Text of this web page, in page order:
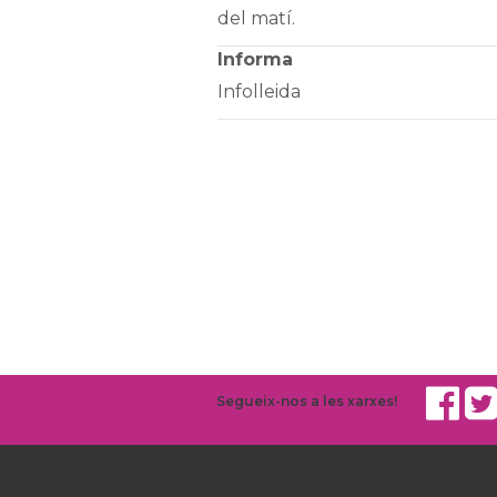
del matí.
Informa
Infolleida
Segueix-nos a les xarxes!